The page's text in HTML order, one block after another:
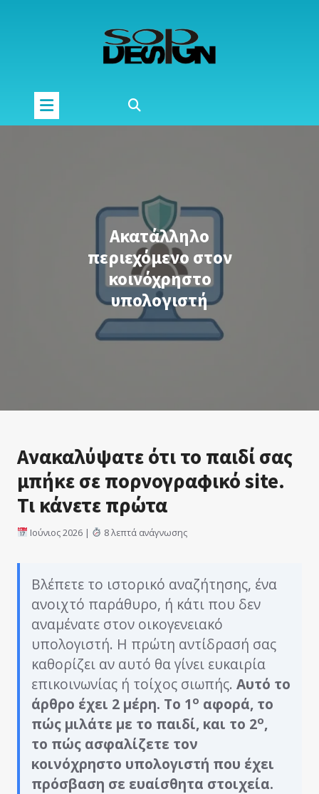
Ακατάλληλο
περιεχόμενο στον
κοινόχρηστο
υπολογιστή
Ανακαλύψατε ότι το παιδί σας
μπήκε σε πορνογραφικό site.
Τι κάνετε πρώτα
Ιούνιος 2026 | 8 λεπτά ανάγνωσης
Βλέπετε το ιστορικό αναζήτησης, ένα
ανοιχτό παράθυρο, ή κάτι που δεν
αναμένατε στον οικογενειακό
υπολογιστή. Η πρώτη αντίδρασή σας
καθορίζει αν αυτό θα γίνει ευκαιρία
επικοινωνίας ή τοίχος σιωπής. Αυτό το
άρθρο έχει 2 μέρη. Το 1 ο αφορά, το
πώς μιλάτε με το παιδί, και το 2ο,
το πώς ασφαλίζετε τον
κοινόχρηστο υπολογιστή που έχει
πρόσβαση σε ευαίσθητα στοιχεία.